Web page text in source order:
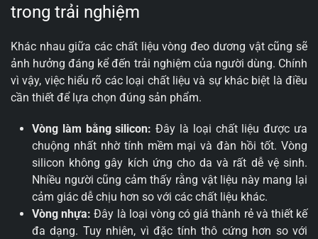
trong trải nghiệm
Khác nhau giữa các chất liệu vòng đeo dương vật cũng sẽ
ảnh hưởng đáng kể đến trải nghiệm của người dùng. Chính
vì vậy, việc hiểu rõ các loại chất liệu và sự khác biệt là điều
cần thiết để lựa chọn đúng sản phẩm.
Vòng làm bằng silicon: Đây là loại chất liệu được ưa
chuộng nhất nhờ tính mềm mại và đàn hồi tốt. Vòng
silicon không gây kích ứng cho da và rất dễ vệ sinh.
Nhiều người cũng cảm thấy rằng vật liệu này mang lại
cảm giác dễ chịu hơn so với các chất liệu khác.
Vòng nhựa: Đây là loại vòng có giá thành rẻ và thiết kế
đa dạng. Tuy nhiên, vì đặc tính thô cứng hơn so với